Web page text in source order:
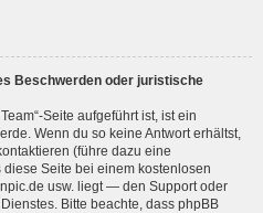
Beschwerden oder juristische
Seite aufgeführt ist, ist ein
Wenn du so keine Antwort erhältst,
(führe dazu eine
Seite bei einem kostenlosen
usw. liegt — den Support oder
Bitte beachte, dass phpBB